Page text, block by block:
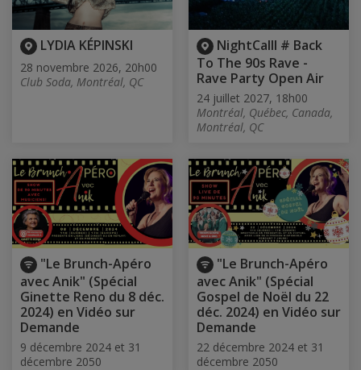
LYDIA KÉPINSKI
28 novembre 2026, 20h00
Club Soda, Montréal, QC
NightCalll # Back
To The 90s Rave -
Rave Party Open Air
24 juillet 2027, 18h00
Montréal, Québec, Canada,
Montréal, QC
"Le Brunch-Apéro
avec Anik" (Spécial
Ginette Reno du 8 déc.
2024) en Vidéo sur
Demande
9 décembre 2024 et 31
décembre 2050
"Le Brunch-Apéro
avec Anik" (Spécial
Gospel de Noël du 22
déc. 2024) en Vidéo sur
Demande
22 décembre 2024 et 31
décembre 2050